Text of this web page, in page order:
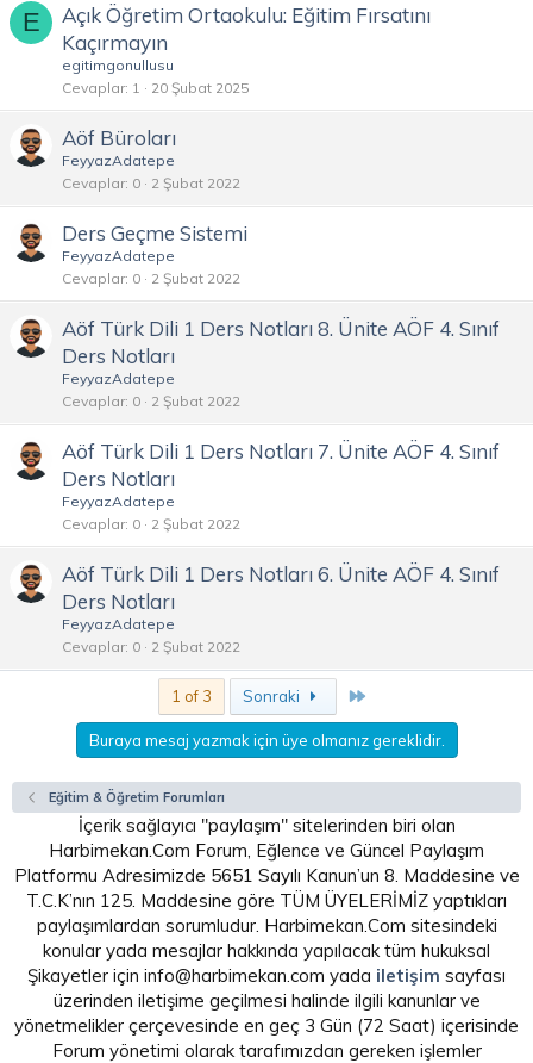
E
Açık Öğretim Ortaokulu: Eğitim Fırsatını
Kaçırmayın
egitimgonullusu
Cevaplar 1 20 Şubat 2025
Aöf Büroları
FeyyazAdatepe
Cevaplar 0 2 Şubat 2022
Ders Geçme Sistemi
FeyyazAdatepe
Cevaplar 0 2 Şubat 2022
Aöf Türk Dili 1 Ders Notları 8. Ünite AÖF 4. Sınıf
Ders Notları
FeyyazAdatepe
Cevaplar 0 2 Şubat 2022
Aöf Türk Dili 1 Ders Notları 7. Ünite AÖF 4. Sınıf
Ders Notları
FeyyazAdatepe
Cevaplar 0 2 Şubat 2022
Aöf Türk Dili 1 Ders Notları 6. Ünite AÖF 4. Sınıf
Ders Notları
FeyyazAdatepe
Cevaplar 0 2 Şubat 2022
1 of 3 Sonraki
Buraya mesaj yazmak için üye olmanız gereklidir.
Eğitim & Öğretim Forumları
İçerik sağlayıcı "paylaşım" sitelerinden biri olan
Harbimekan.Com Forum, Eğlence ve Güncel Paylaşım
Platformu Adresimizde 5651 Sayılı Kanun’un 8. Maddesine ve
T.C.K’nın 125. Maddesine göre TÜM ÜYELERİMİZ yaptıkları
paylaşımlardan sorumludur. Harbimekan.Com sitesindeki
konular yada mesajlar hakkında yapılacak tüm hukuksal
Şikayetler için info@harbimekan.com yada iletişim sayfası
üzerinden iletişime geçilmesi halinde ilgili kanunlar ve
yönetmelikler çerçevesinde en geç 3 Gün (72 Saat) içerisinde
Forum yönetimi olarak tarafımızdan gereken işlemler